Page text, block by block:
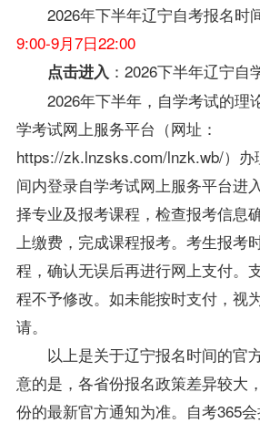
2026年下半年辽宁自考报名时
9:00-9月7日22:00
点击进入 ： 2026下半年辽宁自
2026年下半年，自学考试的理
学考试网上服务平台（网址：
https://zk.lnzsks.com/lnzk.wb/）办
间内登录自学考试网上服务平台进
择专业及报考课程，检查报考信息
上缴费，完成课程报考。考生报考
程，确认无误后再进行网上支付。
程不予修改。如未能按时支付，视
请。
以上是关于辽宁报名时间的官
意的是，各省份报名政策差异较大
份的最新官方通知为准。自考365